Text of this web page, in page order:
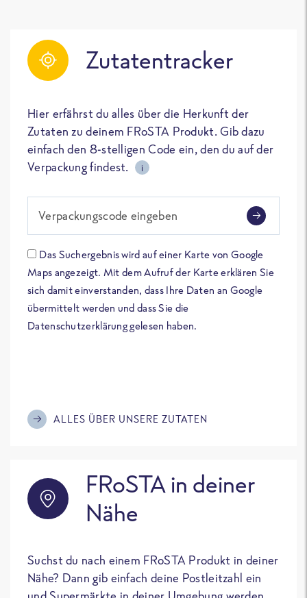
Zutatentracker
Hier erfährst du alles über die Herkunft der
Zutaten zu deinem FRoSTA Produkt. Gib dazu
einfach den 8-stelligen Code ein, den du auf der
Verpackung findest.
i
Verpackungscode eingeben
Das Suchergebnis wird auf einer Karte von Google
Maps angezeigt. Mit dem Aufruf der Karte erklären Sie
sich damit einverstanden, dass Ihre Daten an Google
übermittelt werden und dass Sie die
Datenschutzerklärung gelesen haben.
ALLES ÜBER UNSERE ZUTATEN
FRoSTA in deiner
Nähe
Suchst du nach einem FRoSTA Produkt in deiner
Nähe? Dann gib einfach deine Postleitzahl ein